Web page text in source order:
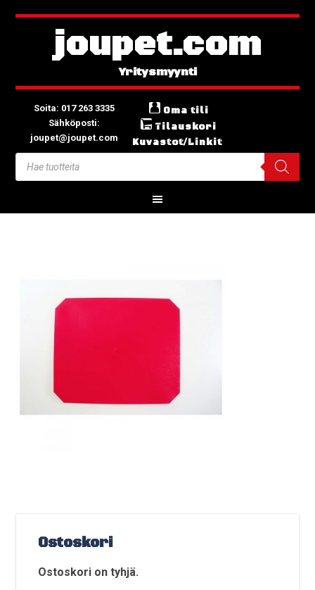
joupet.com
Soita: 017 263 3335
Sähköposti:
joupet@joupet.com
Oma tili
Tilauskori
Kuvastot/Linkit
Ostoskori
Ostoskori on tyhjä.